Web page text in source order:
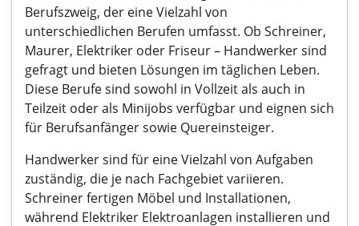
Berufszweig, der eine Vielzahl von
unterschiedlichen Berufen umfasst. Ob Schreiner,
Maurer, Elektriker oder Friseur – Handwerker sind
gefragt und bieten Lösungen im täglichen Leben.
Diese Berufe sind sowohl in Vollzeit als auch in
Teilzeit oder als Minijobs verfügbar und eignen sich
für Berufsanfänger sowie Quereinsteiger.
Handwerker sind für eine Vielzahl von Aufgaben
zuständig, die je nach Fachgebiet variieren.
Schreiner fertigen Möbel und Installationen,
während Elektriker Elektroanlagen installieren und